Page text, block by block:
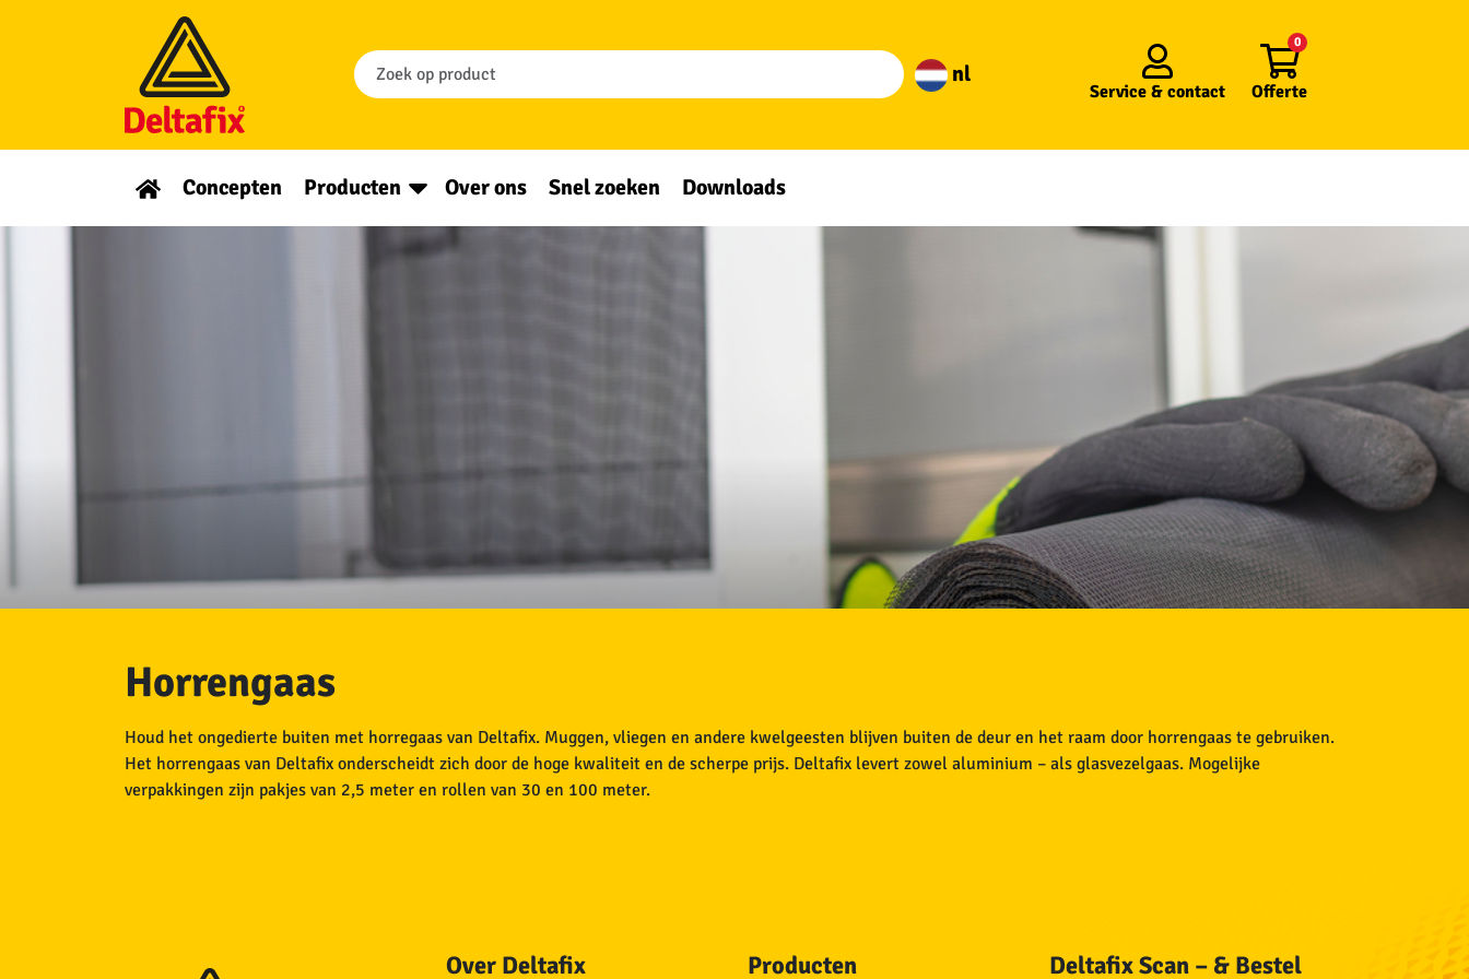
nl
Service & contact Offerte
0
Concepten Producten Over ons Snel zoeken Downloads
Horrengaas
Houd het ongedierte buiten met horregaas van Deltafix. Muggen, vliegen en andere kwelgeesten blijven buiten de deur en het raam door horrengaas te gebruiken.
Het horrengaas van Deltafix onderscheidt zich door de hoge kwaliteit en de scherpe prijs. Deltafix levert zowel aluminium – als glasvezelgaas. Mogelijke
verpakkingen zijn pakjes van 2,5 meter en rollen van 30 en 100 meter.
Over Deltafix Producten
Deltafix Scan – & Bestel